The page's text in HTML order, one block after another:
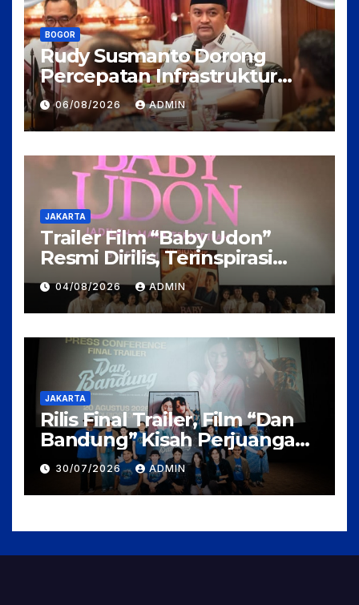
BOGOR
Rudy Susmanto Dorong
Percepatan Infrastruktur
untuk Menarik Investasi ke
Kabupaten Bogor
06/08/2026 ADMIN
JAKARTA
Trailer Film “Baby Udon”
Resmi Dirilis, Terinspirasi
Kisah Nyata Perjuangan
Fanny Kondoh
04/08/2026 ADMIN
JAKARTA
Rilis Final Trailer, Film “Dan
Bandung” Kisah Perjuangan
Cinta Karya Pidi Baig dan
Arahan Rudi Soedjarwo, Siap
Mengaduk Emosi Penonton
30/07/2026 ADMIN